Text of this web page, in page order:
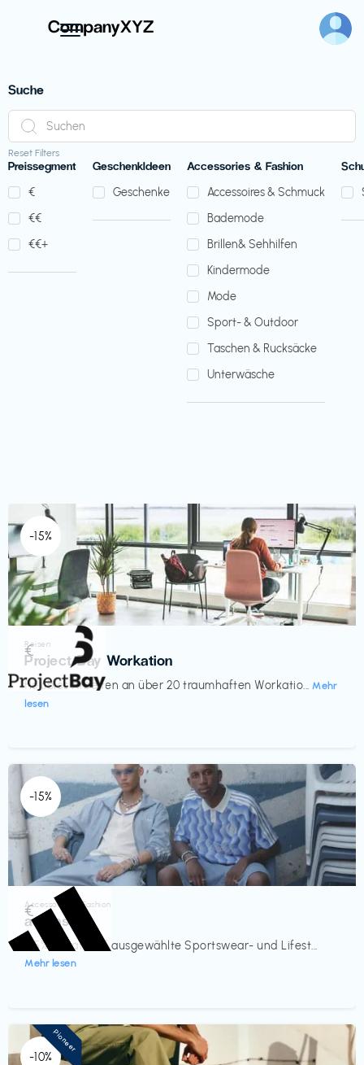
Suche
Reset Filters
Preissegment
€‎
€‎€‎
€‎€‎+
GeschenkIdeen
Geschenke
Accessories & Fashion
Accessoires & Schmuck
Bademode
Brillen& Sehhilfen
Kindermode
Mode
Sport- & Outdoor
Taschen & Rucksäcke
Unterwäsche
-15%
Reisen
Project Bay Workation
flexibles Arbeiten an über 20 traumhaften Workatio... Mehr
lesen
€‎
-15%
Accessoires & Fashion
adidas
-15% Rabatt auf ausgewählte Sportswear- und Lifest...
Mehr lesen
€‎
-10%
Pioneer